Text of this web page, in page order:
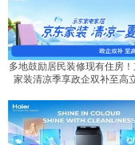
多地鼓励居民装修现有住房
家装清凉季享政企双补至高